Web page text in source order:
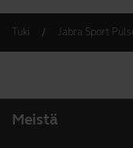
Tuki Jabra Sport
Meistä